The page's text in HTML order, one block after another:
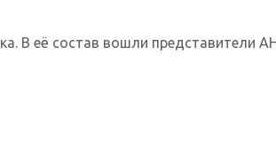
В её состав вошли представители